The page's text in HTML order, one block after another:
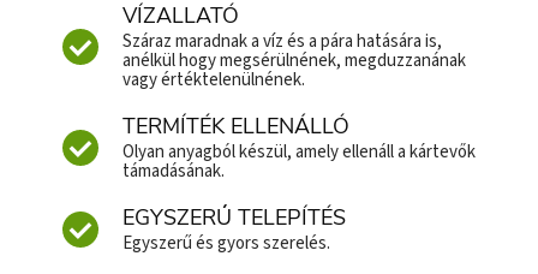
VÍZALLATÓ
Száraz maradnak a víz és a pára hatására is,
anélkül hogy megsérülnének, megduzzanának
vagy értéktelenülnének.
TERMÍTÉK ELLENÁLLÓ
Olyan anyagból készül, amely ellenáll a kártevők
támadásának.
EGYSZERŰ TELEPÍTÉS
Egyszerű és gyors szerelés.